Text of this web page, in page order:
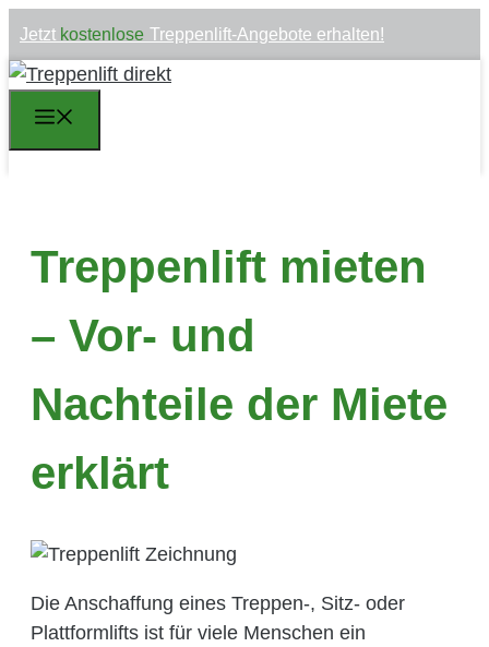
Zum
springen
Jetzt kostenlose Treppenlift-Angebote erhalten!
Treppenlift mieten
– Vor- und
Nachteile der Miete
erklärt
Die Anschaffung eines Treppen-, Sitz- oder
Plattformlifts ist für viele Menschen ein